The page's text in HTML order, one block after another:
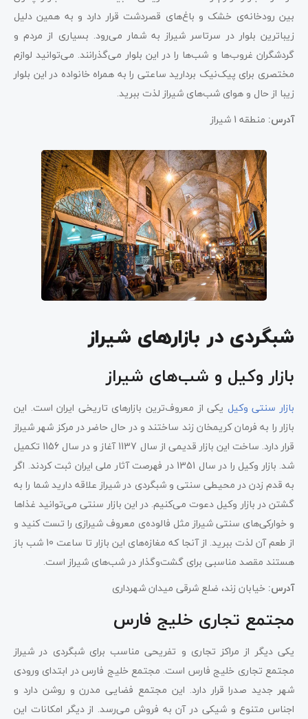
بین رودخانه‌ی خشک و باغ‌های قصردشت قرار دارد و به همین دلیل
زیباترین بلوار در سرتاسر شیراز به شمار می‌رود. بسیاری از مردم و
گردشگران غروب‌ها و شب‌ها را در این بلوار می‌گذرانند. می‌توانید لوازم
مختصری برای پیک‌نیک بردارید ساعتی را به همراه خانواده در این بلوار
زیبا از حال و هوای شب‌های شیراز لذت ببرید.
آدرس: منطقه 1 شیراز
شبگردی در بازارهای شیراز
بازار وکیل و شب‌های شیراز
بازار سنتی وکیل یکی از معروف‌ترین بازارهای تاریخی ایران است. این
بازار را به فرمان کریمخان زند ساختند و در حال حاضر در مرکز شهر شیراز
قرار دارد. ساخت این بازار قدیمی از سال 1137 آغاز و در سال 1156 تکمیل
شد. بازار وکیل را در سال 1351 در فهرصت آثار ملی ایران ثبت کردند. اگر
به قدم زدن در محیطی سنتی و شبگردی در شیراز علاقه دارید شما را به
گشتن در بازار وکیل دعوت می‌کنیم. در این بازار سنتی می‌توانید غذاها
و خوارکی‌های سنتی شیراز مثل فالوده‌ی معروف شیرازی را تست کنید و
از طعم آن لذت ببرید. از آنجا که مغازه‌های این بازار تا ساعت 10 شب باز
هستند مقصد مناسبی برای گشت‌وگذار در شب‌های شیراز است.
آدرس: خیابان زند، ضلع شرقی میدان شهرداری
مجتمع تجاری خلیج فارس
یکی دیگر از مراکز تجاری و تفریحی مناسب برای شبگردی در شیراز
مجتمع تجاری خلیج فارس است. مجتمع خلیج فارس در ابتدای ورودی
شهر جدید صدرا قرار دارد. این مجتمع فضایی مدرن و روشن دارد و
اجناس متنوع و شیکی در آن به فروش می‌رسد. از دیگر امکانات این